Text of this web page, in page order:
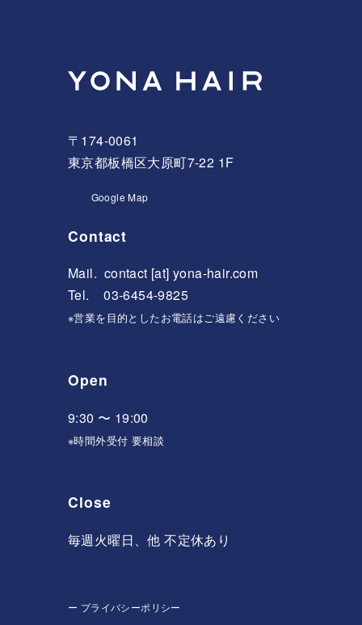
〒174-0061
東京都板橋区大原町7-22 1F
Google Map
Contact
Mail. contact [at] yona-hair.com
Tel. 03-6454-9825
※営業を目的としたお電話はご遠慮ください
Open
9:30 〜 19:00
※時間外受付 要相談
Close
毎週火曜日、他 不定休あり
ー プライバシーポリシー